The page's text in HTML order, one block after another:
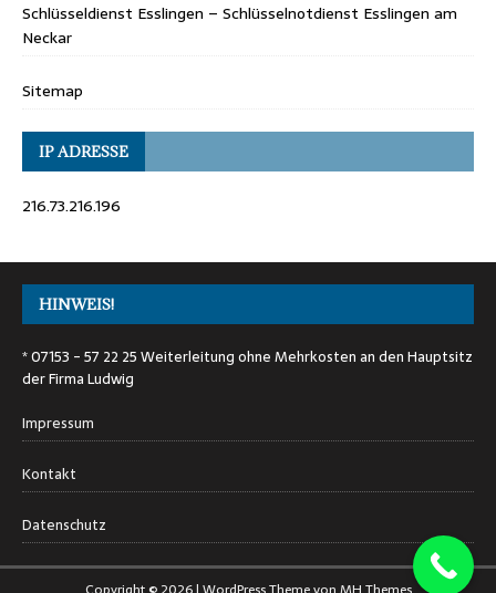
Schlüsseldienst Esslingen – Schlüsselnotdienst Esslingen am
Neckar
Sitemap
IP ADRESSE
216.73.216.196
HINWEIS!
* 07153 - 57 22 25 Weiterleitung ohne Mehrkosten an den Hauptsitz
der Firma Ludwig
Impressum
Kontakt
Datenschutz